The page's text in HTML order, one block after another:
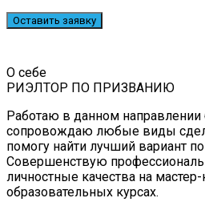
О себе
РИЭЛТОР ПО ПРИЗВАНИЮ
Работаю в данном направлении
сопровождаю любые виды
помогу найти лучший вариант
Совершенствую
личностные качества на мастер-
образовательных курсах.